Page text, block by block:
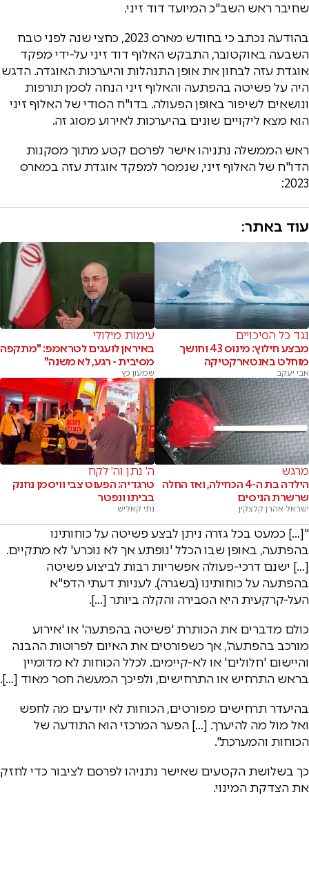
שחיבר ראש השב"כ המיועד דוד זיני.
בהודעה נכתב כי בחודש מארס 2023, כחצי שנה לפני טבח
השבעה באוקטובר, התבקש האלוף דוד זיני על-ידי מפקד
אוגדת עזה לבחון את אופן התנהלות והיערכות האוגדה. הדגש
היה על פשיטה בהפתעה והאלוף זיני הנחה לסמן תורפות
ונושאים לשיפור באופן הפעולה. בדו"ח הסודי של האלוף זיני
הוא מצא ליקויים שונים בהיערכות לאירוע מסוג זה.
ראש הממשלה נתניהו אישר לפרסם קטע מתוך מסקנות
הדו"ח של האלוף זיני, שנמסר למפקד אוגדת עזה במארס
2023:
עוד באתר:
נגד כל הסיכויים
מבצע חילוץ: מינוס 43 וחושך
מוחלט באנטארקטיקה
אבי יעקב
עימות מילולי
באיראן לועגים לטראמפ: "מתקפה
מסיבית - רגע, לא משנה"
שמעון כץ
מרגש
הילדה בת ה-4 הכחילה, ואז החלה
שרשרת הניסים
ישראל אהרן קלצקין
ה' נתן וה' לקח
טרגדיה: הפעוט צבי וויסמן נחנק
בביתו ונפטר
נתי קאליש
"[…] כמעט בכל גזרה ניתן לבצע פשיטה על כוחותינו
בהפתעה, באופן שבו הכלל 'נופתע אך לא נוכרע' לא מתקיים.
[…] ישנם דרכי-פעולה אפשריות רבות לביצוע פשיטה
בהפתעה על כוחותינו (בשגרה). לעניות דעתי הדפ"א
העל-קרקעית היא הסבירה והקלה ביותר […].
כולם מדברים את הכותרת 'פשיטה בהפתעה' או 'אירוע
מורכב בהפתעה', אך כשפורטים את האיום לפרוטות ההבנה
והיישום 'חלולים' או לא-קיימים. לכלל הכוחות לא מדומיין
בראש התרחיש או התרחישים, ולפיכך המעשה חסר מאוד […].
בהיעדר תרחישים מפורטים, הכוחות לא יודעים מה לחפש
ואל מול מה להיערך. […] הפער המרכזי הוא התודעה של
הכוחות והמערכת".
כך בשלושת הקטעים שאישר נתניהו לפרסם לציבור כדי לחזק
את הצדקת המינוי.